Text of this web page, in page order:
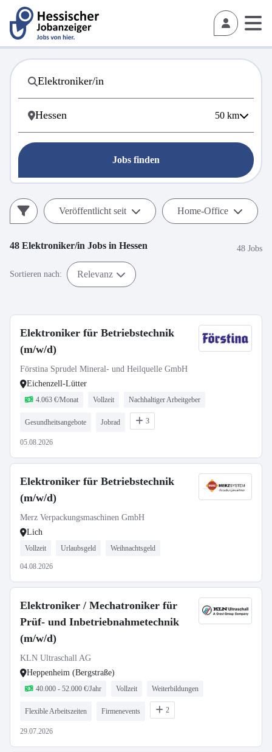
50 km
Jobs finden
Veröffentlicht seit Home-Office
48 Elektroniker/in Jobs in Hessen 48 Jobs
Sortieren nach: Relevanz
Elektroniker für Betriebstechnik
(m/w/d)
Förstina Sprudel Mineral- und Heilquelle GmbH
Eichenzell-Lütter
4.063 €/Monat Vollzeit Nachhaltiger Arbeitgeber
Gesundheitsangebote Jobrad 3
05.08.2026
Elektroniker für Betriebstechnik
(m/w/d)
Merz Verpackungsmaschinen GmbH
Lich
Vollzeit Urlaubsgeld Weihnachtsgeld
04.08.2026
Elektroniker / Mechatroniker für
Prüf- und Inbetriebnahmetechnik
(m/w/d)
KLN Ultraschall AG
Heppenheim (Bergstraße)
40.000 - 52.000 €/Jahr Vollzeit Weiterbildungen
Flexible Arbeitszeiten Firmenevents 2
29.07.2026